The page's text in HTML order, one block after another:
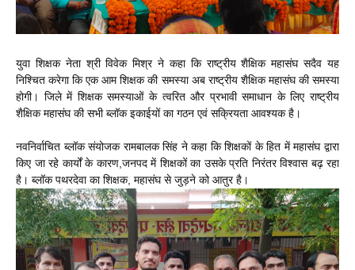
युवा शिक्षक नेता श्री विवेक मिश्र ने कहा कि राष्ट्रीय शैक्षिक महासंघ सदैव यह
निश्चित करेगा कि एक आम शिक्षक की समस्या अब राष्ट्रीय शैक्षिक महासंघ की समस्या
होगी। जिले में शिक्षक समस्याओं के त्वरित और प्रभावी समाधान के लिए राष्ट्रीय
शैक्षिक महासंघ की सभी ब्लॉक इकाईयों का गठन एवं सक्रियता आवश्यक है।
नवनिर्वाचित ब्लॉक संयोजक रामबालक सिंह ने कहा कि शिक्षकों के हित में महासंघ द्वारा
किए जा रहे कार्यों के कारण,जनपद में शिक्षकों का उसके प्रति निरंतर विश्वास बढ़ रहा
है। ब्लॉक पथरदेवा का शिक्षक, महासंघ से जुड़ने को आतुर है।